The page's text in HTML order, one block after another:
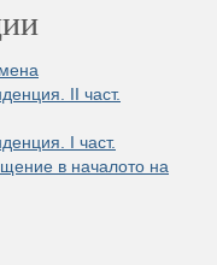
II част.
I част.
в началото на